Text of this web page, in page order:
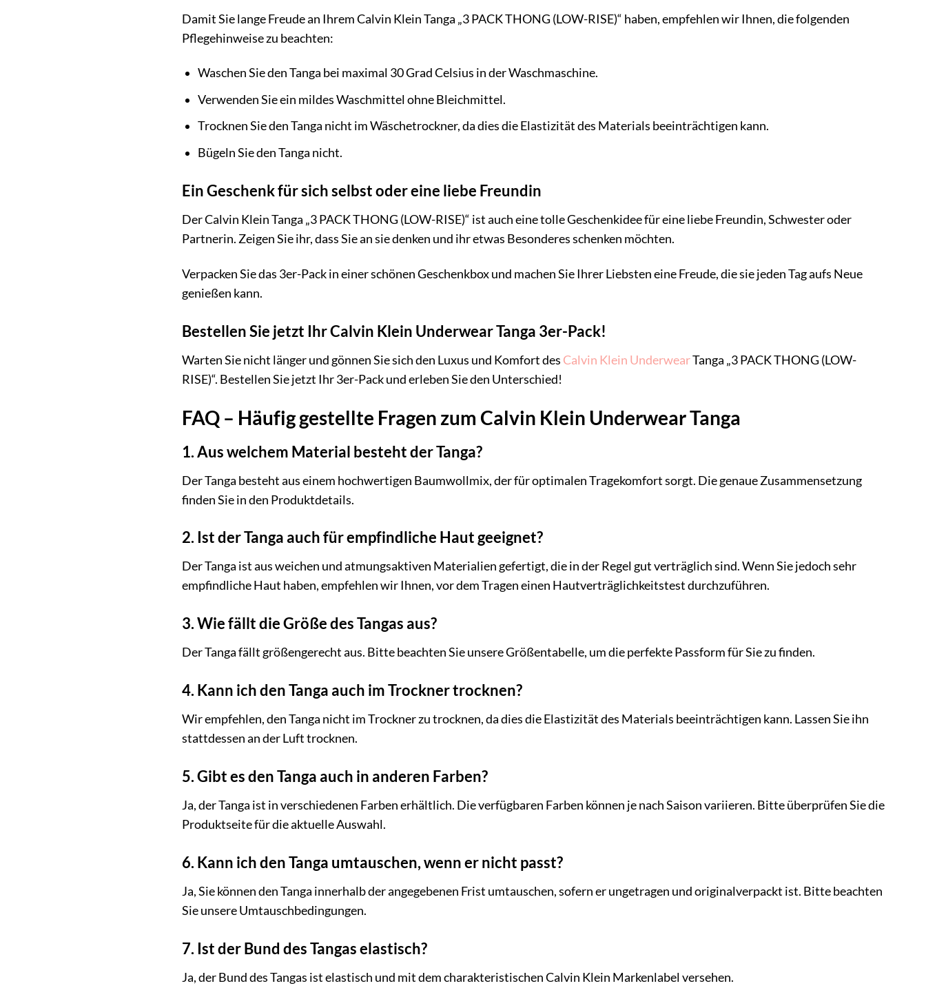
Damit Sie lange Freude an Ihrem Calvin Klein Tanga „3 PACK THONG (LOW-RISE)“ haben, empfehlen wir Ihnen, die folgenden
Pflegehinweise zu beachten:
Waschen Sie den Tanga bei maximal 30 Grad Celsius in der Waschmaschine.
Verwenden Sie ein mildes Waschmittel ohne Bleichmittel.
Trocknen Sie den Tanga nicht im Wäschetrockner, da dies die Elastizität des Materials beeinträchtigen kann.
Bügeln Sie den Tanga nicht.
Ein Geschenk für sich selbst oder eine liebe Freundin
Der Calvin Klein Tanga „3 PACK THONG (LOW-RISE)“ ist auch eine tolle Geschenkidee für eine liebe Freundin, Schwester oder
Partnerin. Zeigen Sie ihr, dass Sie an sie denken und ihr etwas Besonderes schenken möchten.
Verpacken Sie das 3er-Pack in einer schönen Geschenkbox und machen Sie Ihrer Liebsten eine Freude, die sie jeden Tag aufs Neue
genießen kann.
Bestellen Sie jetzt Ihr Calvin Klein Underwear Tanga 3er-Pack!
Warten Sie nicht länger und gönnen Sie sich den Luxus und Komfort des Calvin Klein UnderwearTanga „3 PACK THONG (LOW-
RISE)“. Bestellen Sie jetzt Ihr 3er-Pack und erleben Sie den Unterschied!
FAQ – Häufig gestellte Fragen zum Calvin Klein Underwear Tanga
1. Aus welchem Material besteht der Tanga?
Der Tanga besteht aus einem hochwertigen Baumwollmix, der für optimalen Tragekomfort sorgt. Die genaue Zusammensetzung
finden Sie in den Produktdetails.
2. Ist der Tanga auch für empfindliche Haut geeignet?
Der Tanga ist aus weichen und atmungsaktiven Materialien gefertigt, die in der Regel gut verträglich sind. Wenn Sie jedoch sehr
empfindliche Haut haben, empfehlen wir Ihnen, vor dem Tragen einen Hautverträglichkeitstest durchzuführen.
3. Wie fällt die Größe des Tangas aus?
Der Tanga fällt größengerecht aus. Bitte beachten Sie unsere Größentabelle, um die perfekte Passform für Sie zu finden.
4. Kann ich den Tanga auch im Trockner trocknen?
Wir empfehlen, den Tanga nicht im Trockner zu trocknen, da dies die Elastizität des Materials beeinträchtigen kann. Lassen Sie ihn
stattdessen an der Luft trocknen.
5. Gibt es den Tanga auch in anderen Farben?
Ja, der Tanga ist in verschiedenen Farben erhältlich. Die verfügbaren Farben können je nach Saison variieren. Bitte überprüfen Sie die
Produktseite für die aktuelle Auswahl.
6. Kann ich den Tanga umtauschen, wenn er nicht passt?
Ja, Sie können den Tanga innerhalb der angegebenen Frist umtauschen, sofern er ungetragen und originalverpackt ist. Bitte beachten
Sie unsere Umtauschbedingungen.
7. Ist der Bund des Tangas elastisch?
Ja, der Bund des Tangas ist elastisch und mit dem charakteristischen Calvin Klein Markenlabel versehen.